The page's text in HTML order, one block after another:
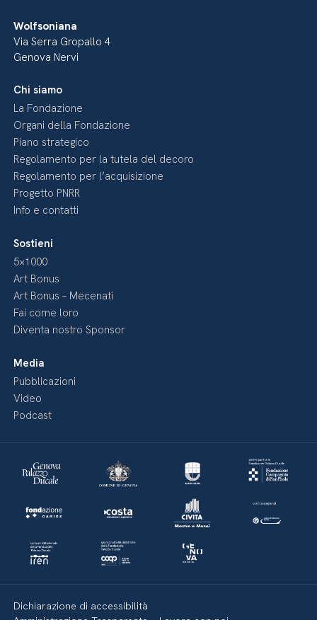
Wolfsoniana
Via Serra Gropallo 4
Genova Nervi
Chi siamo
La Fondazione
Organi della Fondazione
Piano strategico
Regolamento per la tutela del decoro
Regolamento per l’acquisizione
Progetto PNRR
Info e contatti
Sostieni
5×1000
Art Bonus
Art Bonus – Mecenati
Fai come loro
Diventa nostro Sponsor
Media
Pubblicazioni
Video
Podcast
Dichiarazione di accessibilità